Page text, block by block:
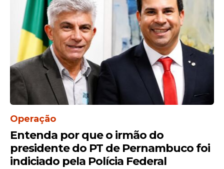
Operação
Entenda por que o irmão do
presidente do PT de Pernambuco foi
indiciado pela Polícia Federal